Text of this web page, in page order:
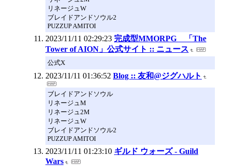
リネージュW
ブレイドアンドソウル2
PUZZUP AMITOI
2023/11/11 02:29:23 完成型MMORPG 「The
Tower of AION」公式サイト :: ニュース
公式X
2023/11/11 01:36:52 Blog :: 友和@ジグハルト
ブレイドアンドソウル
リネージュM
リネージュ2M
リネージュW
ブレイドアンドソウル2
PUZZUP AMITOI
2023/11/11 01:23:10 ギルド ウォーズ - Guild
Wars